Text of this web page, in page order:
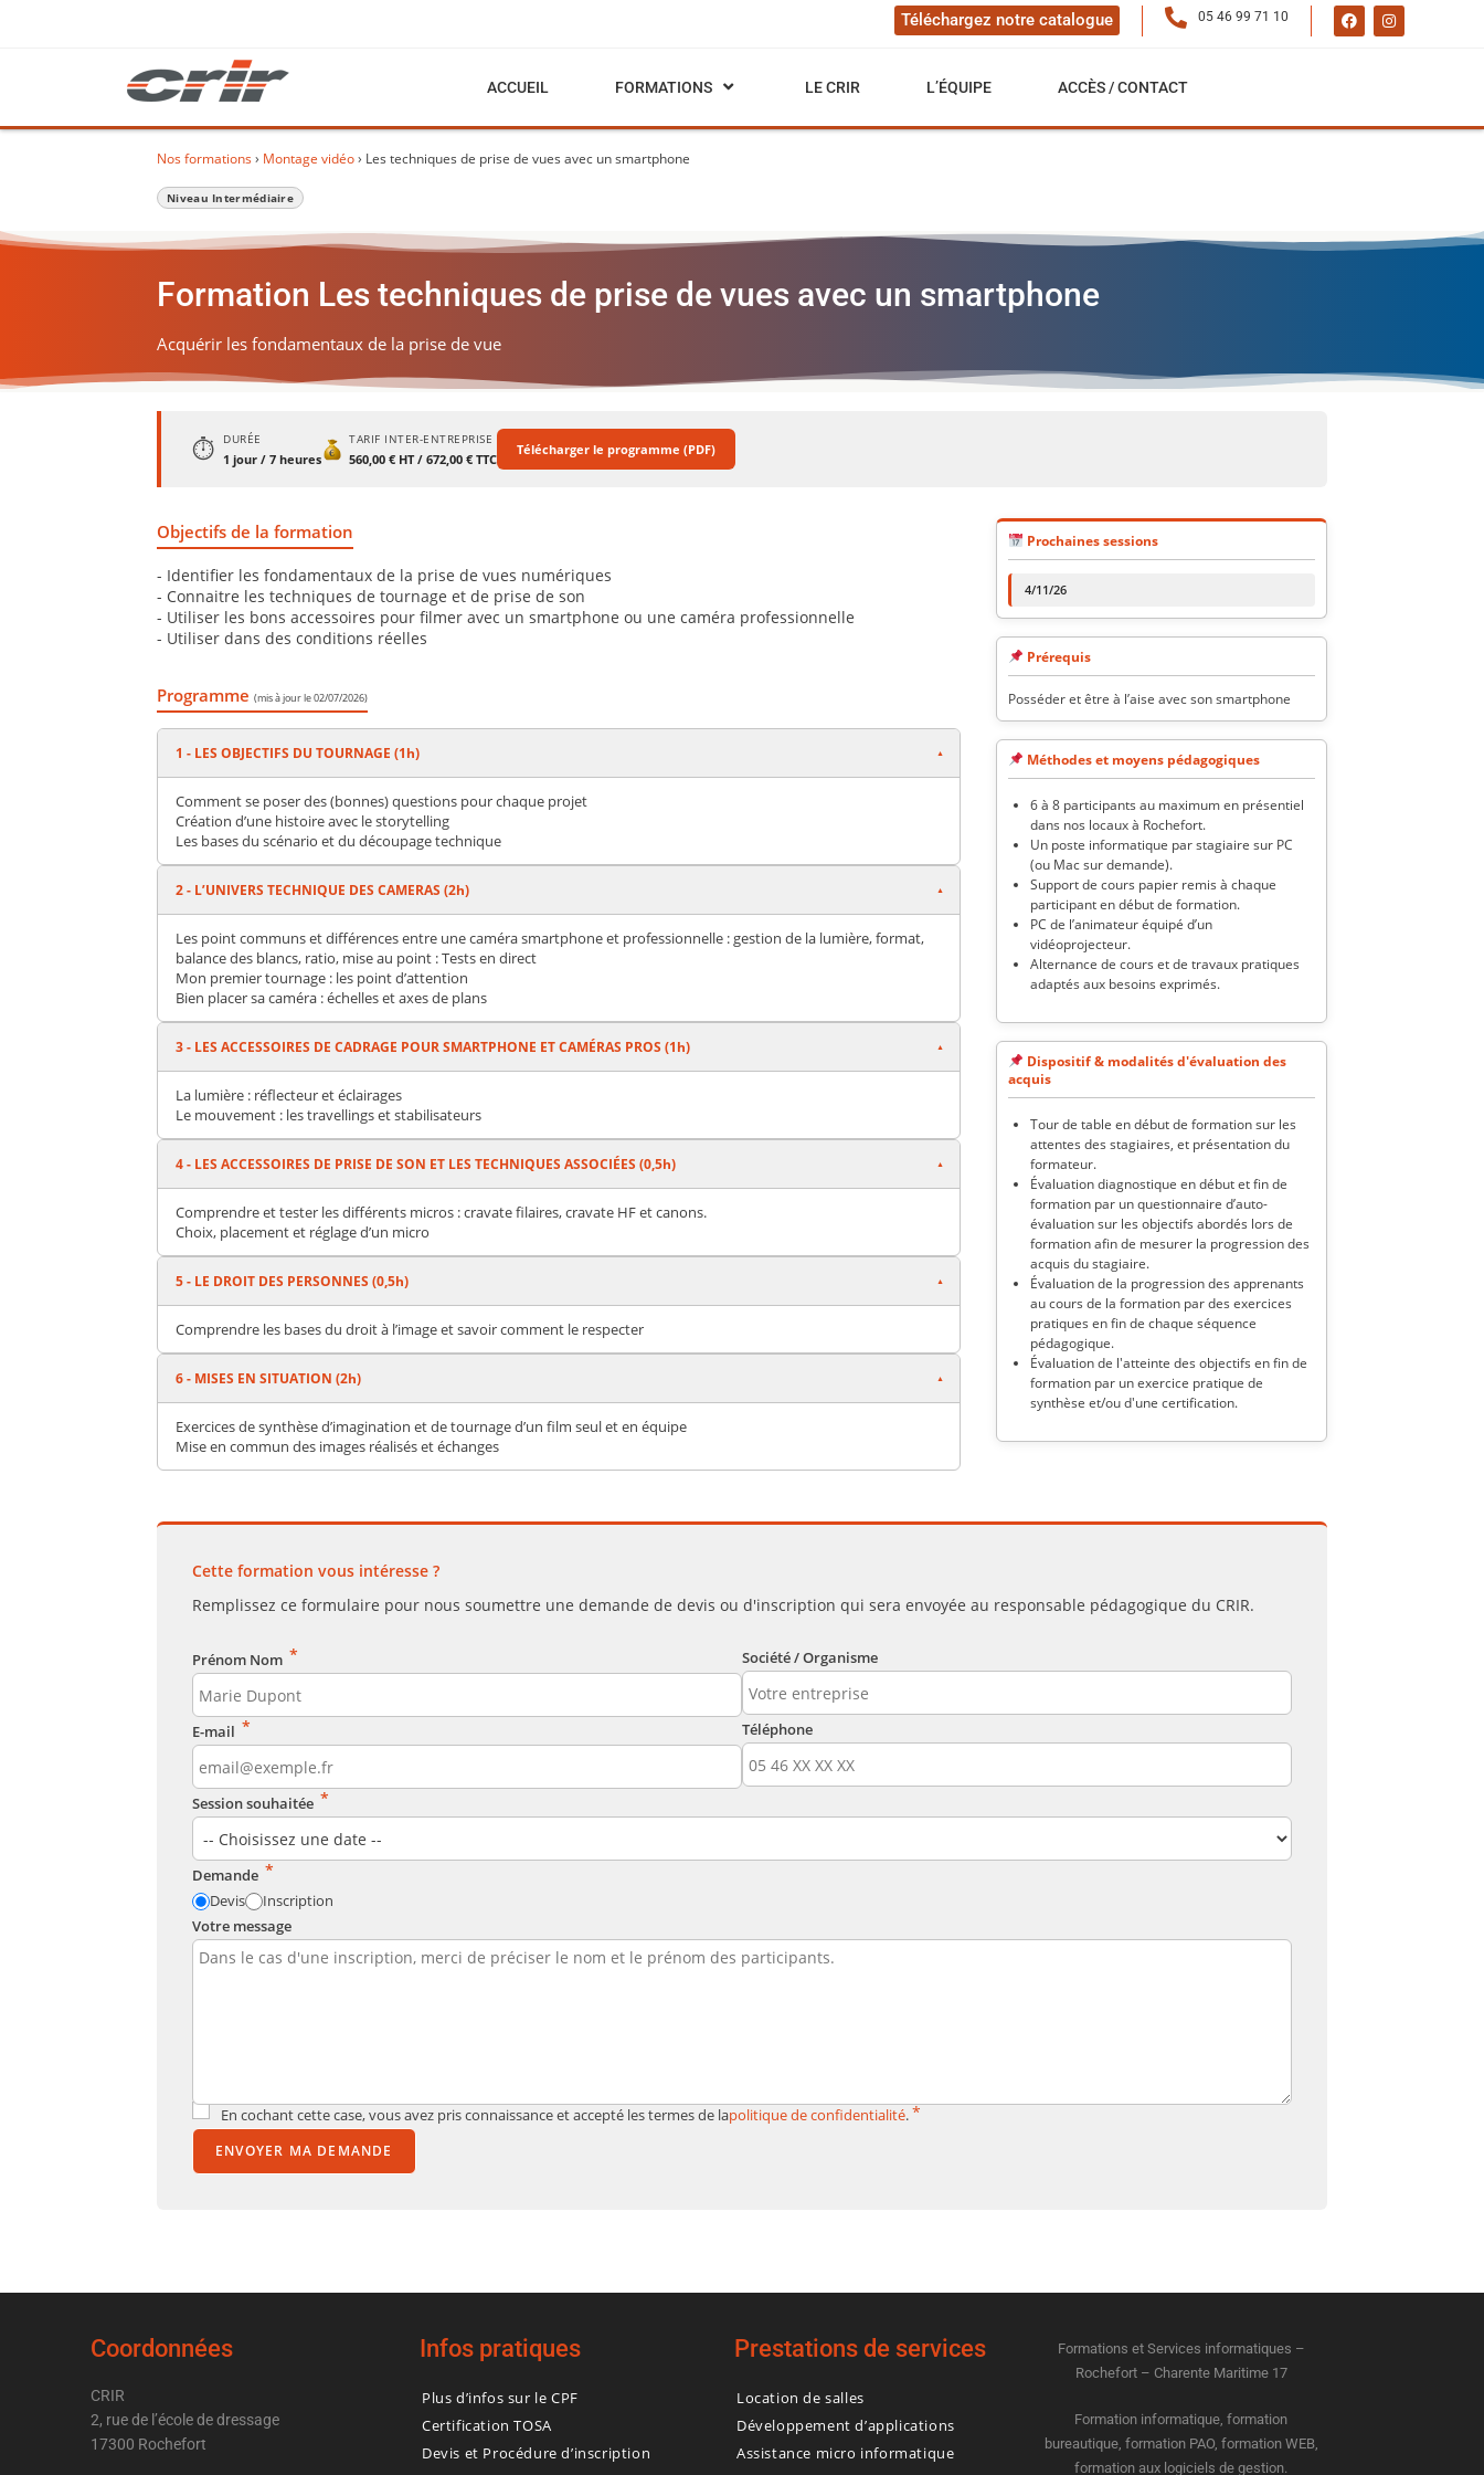
Téléchargez notre catalogue 05 46 99 71 10
ACCUEIL FORMATIONS LE CRIR L’ÉQUIPE ACCÈS / CONTACT
Nos formations› Montage vidéo› Les techniques de prise de vues avec un smartphone
Niveau Intermédiaire
Formation Les techniques de prise de vues avec un smartphone
Acquérir les fondamentaux de la prise de vue
⏱ DURÉE
1 jour / 7 heures
TARIF INTER-ENTREPRISE
560,00 € HT / 672,00 € TTC
Télécharger le programme (PDF)
Objectifs de la formation
- Identifier les fondamentaux de la prise de vues numériques
- Connaitre les techniques de tournage et de prise de son
- Utiliser les bons accessoires pour filmer avec un smartphone ou une caméra professionnelle
- Utiliser dans des conditions réelles
Programme (mis à jour le 02/07/2026)
1 - LES OBJECTIFS DU TOURNAGE (1h)
Comment se poser des (bonnes) questions pour chaque projet
Création d’une histoire avec le storytelling
Les bases du scénario et du découpage technique
2 - L’UNIVERS TECHNIQUE DES CAMERAS (2h)
Les point communs et différences entre une caméra smartphone et professionnelle : gestion de la lumière, format,
balance des blancs, ratio, mise au point : Tests en direct
Mon premier tournage : les point d’attention
Bien placer sa caméra : échelles et axes de plans
3 - LES ACCESSOIRES DE CADRAGE POUR SMARTPHONE ET CAMÉRAS PROS (1h)
La lumière : réflecteur et éclairages
Le mouvement : les travellings et stabilisateurs
4 - LES ACCESSOIRES DE PRISE DE SON ET LES TECHNIQUES ASSOCIÉES (0,5h)
Comprendre et tester les différents micros : cravate filaires, cravate HF et canons.
Choix, placement et réglage d’un micro
5 - LE DROIT DES PERSONNES (0,5h)
Comprendre les bases du droit à l’image et savoir comment le respecter
6 - MISES EN SITUATION (2h)
Exercices de synthèse d’imagination et de tournage d’un film seul et en équipe
Mise en commun des images réalisés et échanges
Prochaines sessions
4/11/26
Prérequis
Posséder et être à l’aise avec son smartphone
Méthodes et moyens pédagogiques
6 à 8 participants au maximum en présentiel
dans nos locaux à Rochefort.
Un poste informatique par stagiaire sur PC
(ou Mac sur demande).
Support de cours papier remis à chaque
participant en début de formation.
PC de l’animateur équipé d’un
vidéoprojecteur.
Alternance de cours et de travaux pratiques
adaptés aux besoins exprimés.
Dispositif & modalités d'évaluation des
acquis
Tour de table en début de formation sur les
attentes des stagiaires, et présentation du
formateur.
Évaluation diagnostique en début et fin de
formation par un questionnaire d’auto-
évaluation sur les objectifs abordés lors de
formation afin de mesurer la progression des
acquis du stagiaire.
Évaluation de la progression des apprenants
au cours de la formation par des exercices
pratiques en fin de chaque séquence
pédagogique.
Évaluation de l'atteinte des objectifs en fin de
formation par un exercice pratique de
synthèse et/ou d'une certification.
Cette formation vous intéresse ?
Remplissez ce formulaire pour nous soumettre une demande de devis ou d'inscription qui sera envoyée au responsable pédagogique du CRIR.
Prénom Nom * Société / Organisme
E-mail * Téléphone
Session souhaitée *
Demande *
Devis
Inscription
Votre message
En cochant cette case, vous avez pris connaissance et accepté les termes de lapolitique de confidentialité.*
ENVOYER MA DEMANDE
Coordonnées
CRIR
2, rue de l’école de dressage
17300 Rochefort
Infos pratiques
Plus d’infos sur le CPF
Certification TOSA
Devis et Procédure d’inscription
Prestations de services
Location de salles
Développement d’applications
Assistance micro informatique
Formations et Services informatiques –
Rochefort – Charente Maritime 17
Formation informatique, formation
bureautique, formation PAO, formation WEB,
formation aux logiciels de gestion.